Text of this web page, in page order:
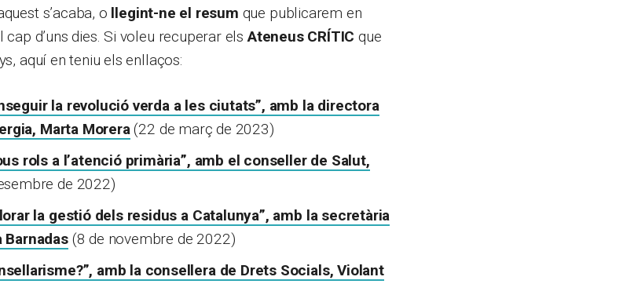
s’acaba, o llegint-ne el resum que publicarem en
d’uns dies. Si voleu recuperar elsAteneus CRÍTIC que
aquí en teniu els enllaços:
la revolució verda a les ciutats”, amb la directora
Marta Morera(22 de març de 2023)
rols a l’atenció primària”, amb el conseller de Salut,
de 2022)
la gestió dels residus a Catalunya”, amb la secretària
Barnadas(8 de novembre de 2022)
amb la consellera de Drets Socials, Violant